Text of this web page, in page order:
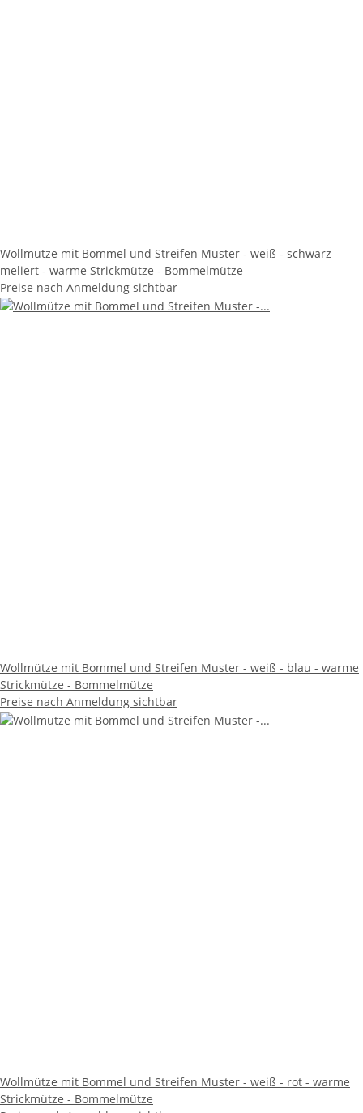
Wollmütze mit Bommel und Streifen Muster - weiß - schwarz
meliert - warme Strickmütze - Bommelmütze
Preise nach Anmeldung sichtbar
Wollmütze mit Bommel und Streifen Muster - weiß - blau - warme
Strickmütze - Bommelmütze
Preise nach Anmeldung sichtbar
Wollmütze mit Bommel und Streifen Muster - weiß - rot - warme
Strickmütze - Bommelmütze